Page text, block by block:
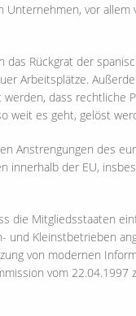
Unternehmen, vor
Rückgrat der
Arbeitsplätze.
dass rechtliche
weit es geht, gelöst
Anstrengungen des
innerhalb der EU,
die Mitgliedsstaaten
und Kleinstbetrieben
von modernen
vom